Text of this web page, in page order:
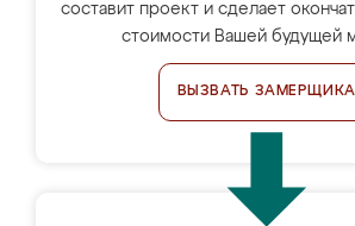
составит проект и сделает
стоимости Вашей будущей
ВЫЗВАТЬ ЗАМЕРЩИКА